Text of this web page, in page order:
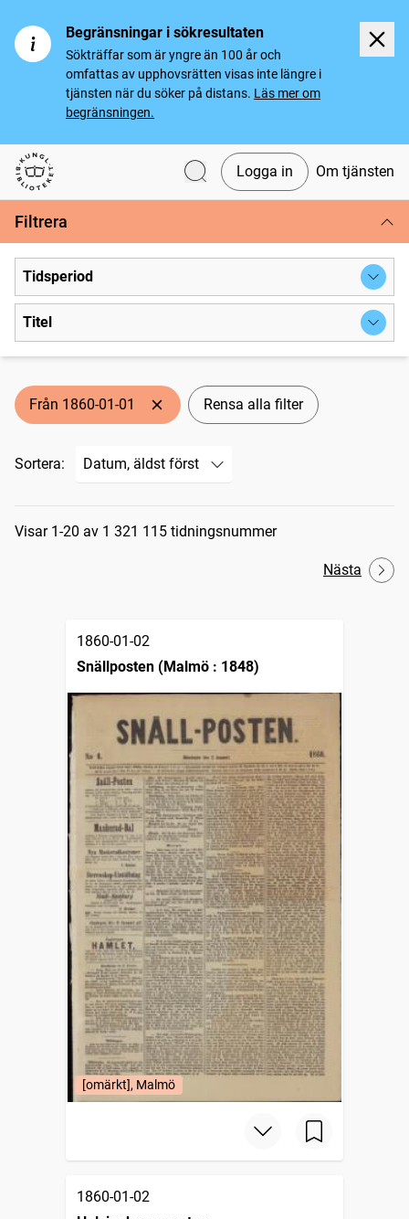
Begränsningar i sökresultaten
Sökträffar som är yngre än 100 år och
omfattas av upphovsrätten visas inte längre i
tjänsten när du söker på distans. Läs mer om
begränsningen.
Svenska tidningar
Logga in Om tjänsten
Filtrera
Tidsperiod
Titel
Från 1860-01-01 Rensa alla filter
Sortera:
Sökresultat
Visar 1-20 av 1 321 115 tidningsnummer
Nästa
1860-01-02
Snällposten (Malmö : 1848)
[omärkt], Malmö
1860-01-02